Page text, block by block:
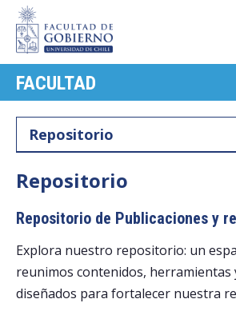
FACULTAD
CARRERAS
INVESTIGACIÓN
EXTENSIÓN
PUBLICACIONES
FACULTAD
Repositorio
Repositorio
Repositorio de Publicaciones y
Explora nuestro repositorio: un
reunimos contenidos, herramientas
diseñados para fortalecer nuestra